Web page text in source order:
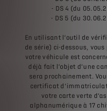
- DS 4 (du
- DS 5 (du
En utilisant l’outil de
de série) ci-dessous,
votre véhicule est
déjà fait l’objet d’une
sera prochainement.
certificat
votre carte verte
alphanumérique à 17